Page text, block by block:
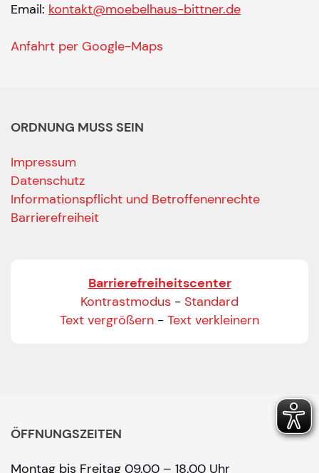
Email: kontakt@moebelhaus-bittner.de
Anfahrt per Google-Maps
ORDNUNG MUSS SEIN
Impressum
Datenschutz
Informationspflicht und Betroffenenrechte
Barrierefreiheit
Barrierefreiheitscenter
Kontrastmodus - Standard
Text vergrößern - Text verkleinern
ÖFFNUNGSZEITEN
Montag bis Freitag 09.00 – 18.00 Uhr